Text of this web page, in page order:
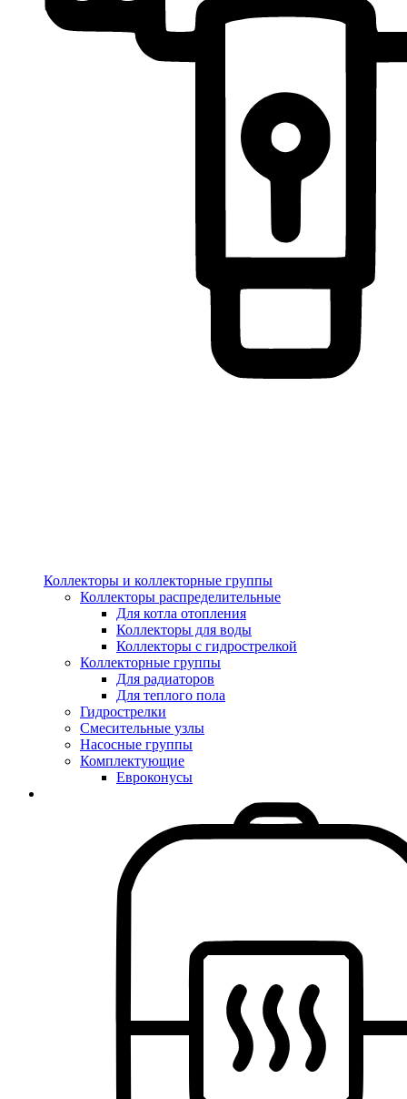
Коллекторы и коллекторные группы
Коллекторы распределительные
Для котла отопления
Коллекторы для воды
Коллекторы с гидрострелкой
Коллекторные группы
Для радиаторов
Для теплого пола
Гидрострелки
Смесительные узлы
Насосные группы
Комплектующие
Евроконусы